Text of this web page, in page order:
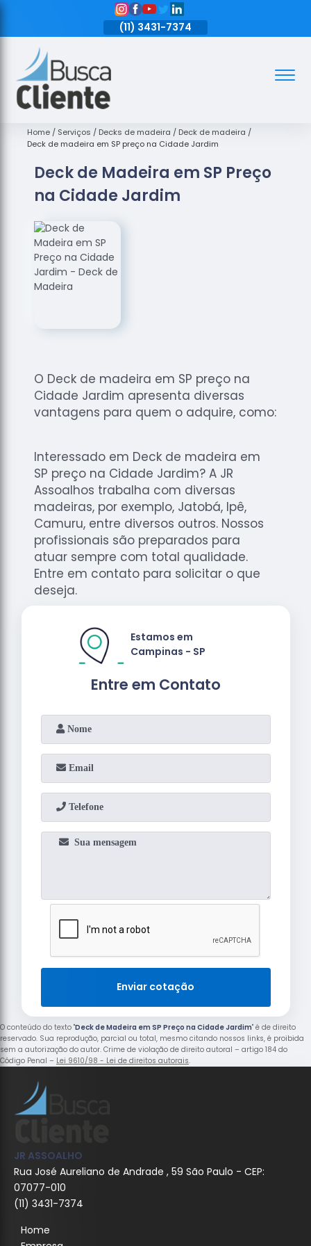
(11) 3431-7374
Assoalhos
de Madeira
Madeira
Empresas
Assoalhos
de Madeira
Loja de
Assoalhos
Assoalhos
Raspagem
de Tacos
Raspagens
de Pisos
Tacos de
Madeiras
Home Serviços Decks de madeira
Deck de madeira
Deck de madeira em SP preço na Cidade Jardim
Deck de Madeira em SP Preço
na Cidade Jardim
O Deck de madeira em SP preço na
Cidade Jardim apresenta diversas
vantagens para quem o adquire, como:
Interessado em Deck de madeira em
SP preço na Cidade Jardim? A JR
Assoalhos trabalha com diversas
madeiras, por exemplo, Jatobá, Ipê,
Camuru, entre diversos outros. Nossos
profissionais são preparados para
atuar sempre com total qualidade.
Entre em contato para solicitar o que
deseja.
Entre em Contato
Estamos em
Campinas - SP
Enviar cotação
O conteúdo do texto "Deck de Madeira em SP Preço na Cidade Jardim" é de direito
reservado. Sua reprodução, parcial ou total, mesmo citando nossos links, é proibida
sem a autorização do autor. Crime de violação de direito autoral – artigo 184 do
Código Penal – Lei 9610/98 - Lei de direitos autorais.
JR ASSOALHO
Rua José Aureliano de Andrade , 59 São Paulo - CEP:
07077-010
(11) 3431-7374
Home